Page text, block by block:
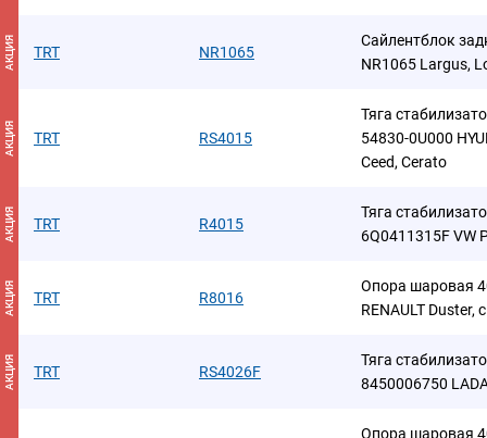
АКЦИЯ TRT NR1065
Сайлентблок
NR1065 Largus,
АКЦИЯ TRT RS4015
Тяга
54830-0U000
Ceed, Cerato
АКЦИЯ TRT R4015
Тяга
6Q0411315F VW
АКЦИЯ TRT R8016
Опора шаровая
RENAULT Duster,
АКЦИЯ TRT RS4026F
Тяга
8450006750
Опора шаровая